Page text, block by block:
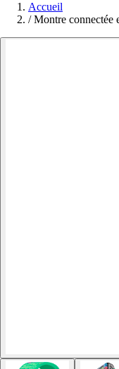
Accueil
/ Montre connectée